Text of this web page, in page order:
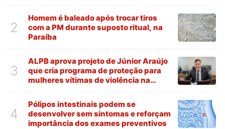
2
Homem é baleado após trocar tiros
com a PM durante suposto ritual, na
Paraíba
3
ALPB aprova projeto de Júnior Araújo
que cria programa de proteção para
mulheres vítimas de violência na
4
Pólipos intestinais podem se
desenvolver sem sintomas e reforçam
importância dos exames preventivos